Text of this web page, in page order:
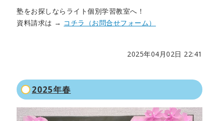
塾をお探しならライト個別学習教室へ！
資料請求は → コチラ（お問合せフォーム）
2025年04月02日 22:41
2025年春